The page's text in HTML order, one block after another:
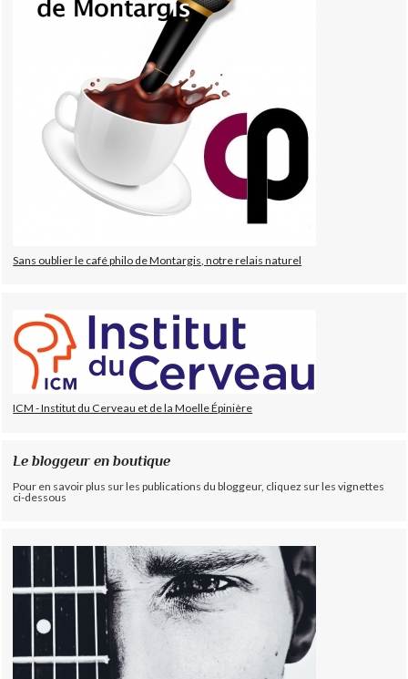
Sans oublier le café philo de Montargis, notre relais naturel
ICM - Institut du Cerveau et de la Moelle Épinière
Le bloggeur en boutique
Pour en savoir plus sur les publications du bloggeur, cliquez sur les vignettes
ci-dessous